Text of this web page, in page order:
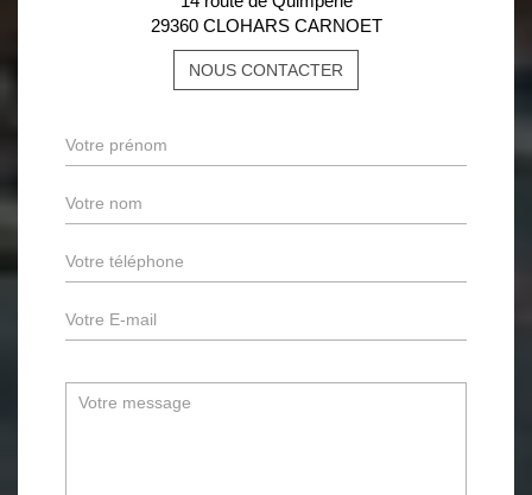
29360 CLOHARS CARNOET
NOUS CONTACTER